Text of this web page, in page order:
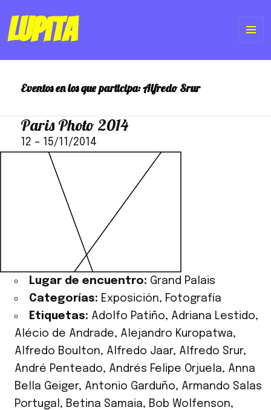
Lupita
Eventos en los que participa:Alfredo Srur
Paris Photo 2014
12 – 15/11/2014
Lugar de encuentro: Grand Palais
Categorías: Exposición, Fotografía
Etiquetas: Adolfo Patiño, Adriana Lestido,
Alécio de Andrade, Alejandro Kuropatwa,
Alfredo Boulton, Alfredo Jaar, Alfredo Srur,
André Penteado, Andrés Felipe Orjuela, Anna
Bella Geiger, Antonio Garduño, Armando Salas
Portugal , Betina Samaia, Bob Wolfenson,